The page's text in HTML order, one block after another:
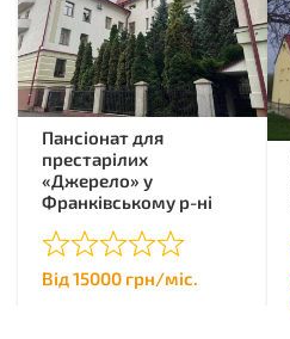
Пансіонат для
престарілих
«Джерело» у
Франківському р-ні
Від 15000 грн/міс.